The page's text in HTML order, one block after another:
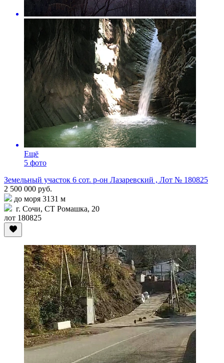
Ещё
5 фото
Земельный участок 6 сот. р-он Лазаревский , Лот № 180825
2 500 000 руб.
до моря 3131 м
г. Сочи, СТ Ромашка, 20
лот 180825